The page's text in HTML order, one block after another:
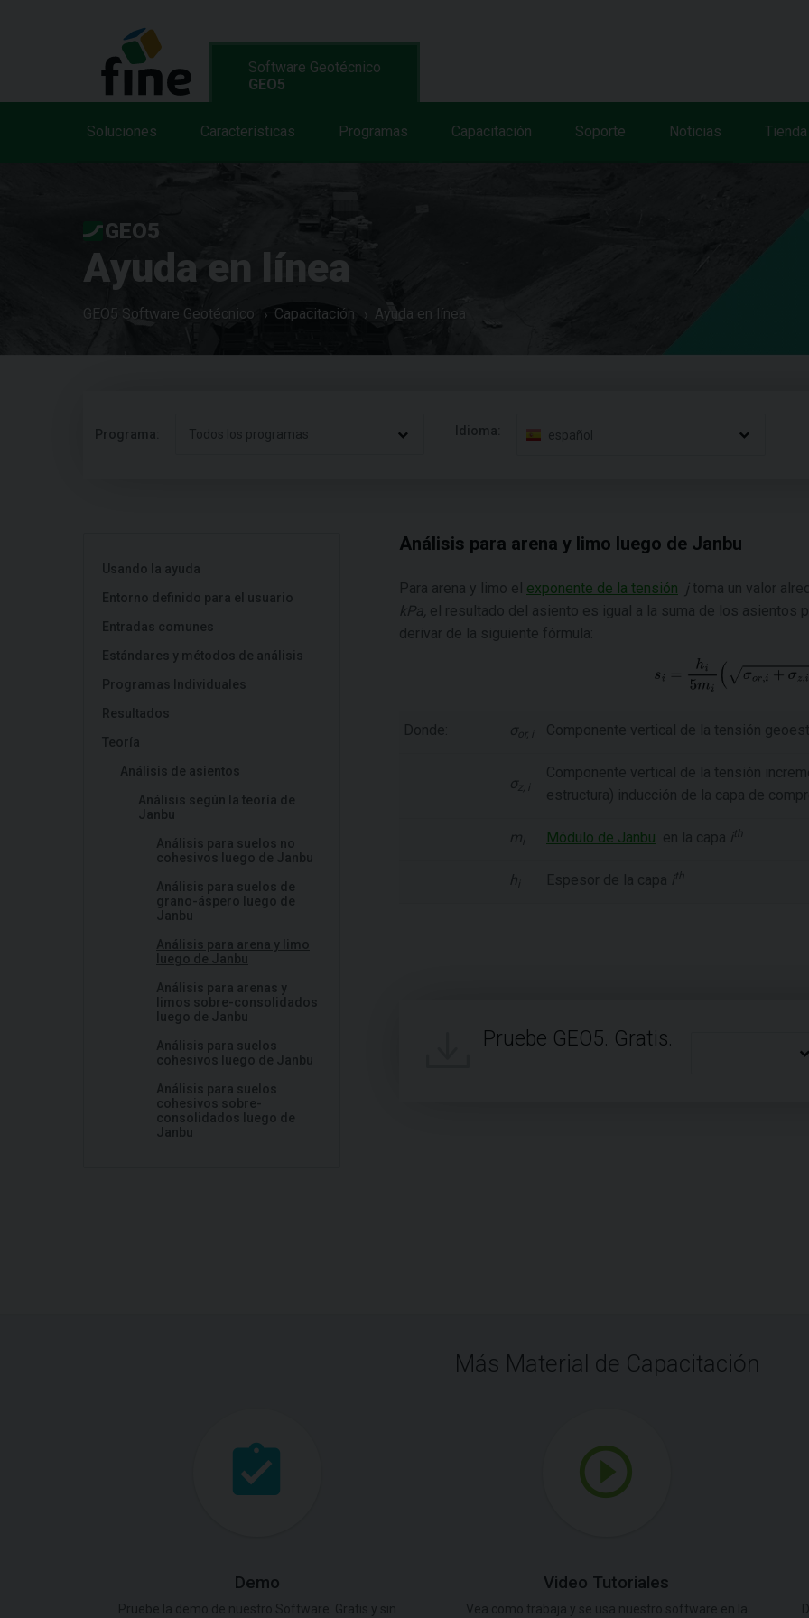
Software Geotécnico
GEO5
Soluciones Características Programas Capacitación Soporte Noticias Tienda
GEO5
Ayuda en línea
GEO5 Software Geotécnico Capacitación Ayuda en línea
Programa: Todos los programas Idioma: español
Usando la ayuda
Entorno definido para el usuario
Entradas comunes
Estándares y métodos de análisis
Programas Individuales
Resultados
Teoría
Análisis de asientos
Análisis según la teoría de
Janbu
Análisis para suelos no
cohesivos luego de Janbu
Análisis para suelos de
grano-áspero luego de
Janbu
Análisis para arena y limo
luego de Janbu
Análisis para arenas y
limos sobre-consolidados
luego de Janbu
Análisis para suelos
cohesivos luego de Janbu
Análisis para suelos
cohesivos sobre-
consolidados luego de
Janbu
Análisis para arena y limo luego de Janbu
Para arena y limo el exponente de la tensión jtoma un valor
kPa el resultado del asiento es igual a la suma de los asientos
derivar de la siguiente fórmula:
Donde: σ or, i Componente vertical de la tensión
σz, i
Componente vertical de la tensión
estructura) inducción de la capa de
m Módulo de Janbu en la capa ith
h Espesor de la capa ith
Pruebe GEO5. Gratis.
Más Material de Capacitación
Demo Video Tutoriales